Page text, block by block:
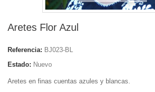
Aretes Flor Azul
Referencia: BJ023-BL
Estado: Nuevo
Aretes en finas cuentas azules y blancas.